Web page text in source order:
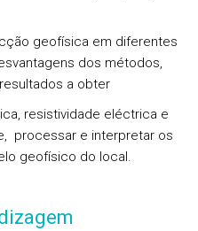
geofísica em diferentes
dos métodos,
a obter
resistividade eléctrica e
processar e interpretar os
geofísico do local.